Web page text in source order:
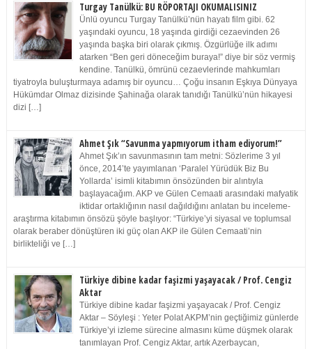
Turgay Tanülkü: BU RÖPORTAJI OKUMALISINIZ
Ünlü oyuncu Turgay Tanülkü’nün hayatı film gibi. 62
yaşındaki oyuncu, 18 yaşında girdiği cezaevinden 26
yaşında başka biri olarak çıkmış. Özgürlüğe ilk adımı
atarken “Ben geri döneceğim buraya!” diye bir söz vermiş
kendine. Tanülkü, ömrünü cezaevlerinde mahkumları
tiyatroyla buluşturmaya adamış bir oyuncu… Çoğu insanın Eşkıya Dünyaya
Hükümdar Olmaz dizisinde Şahinağa olarak tanıdığı Tanülkü’nün hikayesi
dizi […]
Ahmet Şık “Savunma yapmıyorum itham ediyorum!”
Ahmet Şık’ın savunmasının tam metni: Sözlerime 3 yıl
önce, 2014’te yayımlanan ‘Paralel Yürüdük Biz Bu
Yollarda’ isimli kitabımın önsözünden bir alıntıyla
başlayacağım. AKP ve Gülen Cemaati arasındaki mafyatik
iktidar ortaklığının nasıl dağıldığını anlatan bu inceleme-
araştırma kitabımın önsözü şöyle başlıyor: “Türkiye’yi siyasal ve toplumsal
olarak beraber dönüştüren iki güç olan AKP ile Gülen Cemaati’nin
birlikteliği ve […]
Türkiye dibine kadar faşizmi yaşayacak / Prof. Cengiz
Aktar
Türkiye dibine kadar faşizmi yaşayacak / Prof. Cengiz
Aktar – Söyleşi : Yeter Polat AKPM’nin geçtiğimiz günlerde
Türkiye’yi izleme sürecine almasını küme düşmek olarak
tanımlayan Prof. Cengiz Aktar, artık Azerbaycan,